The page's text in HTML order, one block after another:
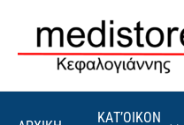
περιεχόμενο
ΚΑΤ’ΟΙΚΟΝ